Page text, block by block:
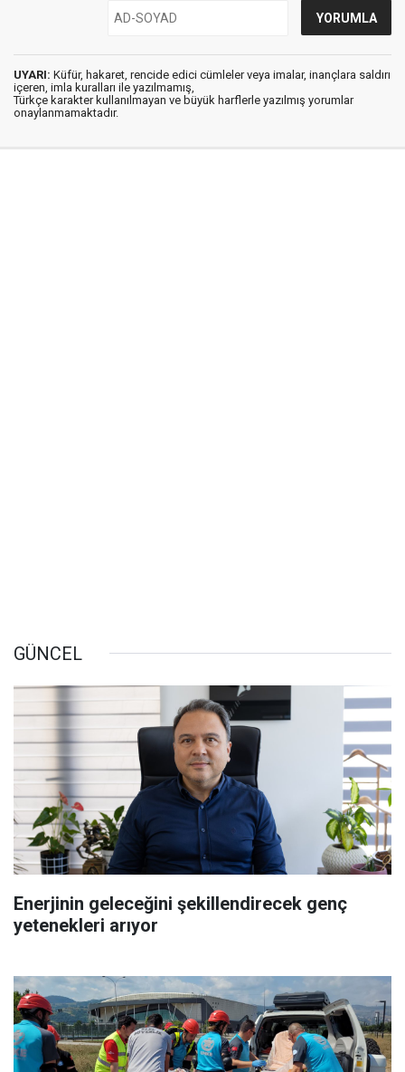
UYARI: Küfür, hakaret, rencide edici cümleler veya imalar, inançlara saldırı
içeren, imla kuralları ile yazılmamış,
Türkçe karakter kullanılmayan ve büyük harflerle yazılmış yorumlar
onaylanmamaktadır.
GÜNCEL
Enerjinin geleceğini şekillendirecek genç
yetenekleri arıyor